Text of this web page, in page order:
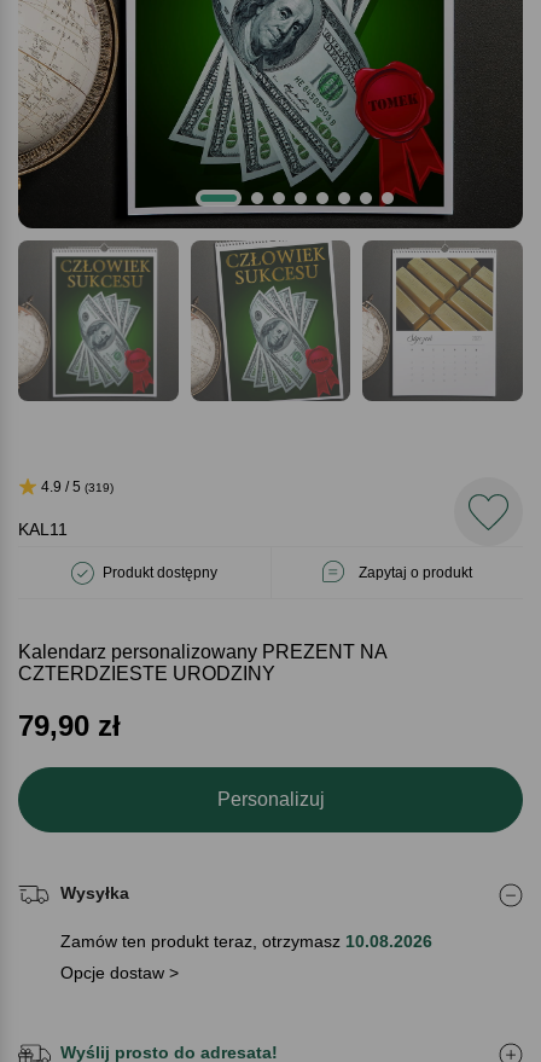
KAL11
Produkt dostępny Zapytaj o produkt
4.9 / 5 (319)
Kalendarz personalizowany PREZENT NA
CZTERDZIESTE URODZINY
79,90 zł
Personalizuj
Wysyłka
Zamów ten produkt teraz, otrzymasz 10.08.2026
Opcje dostaw >
Wyślij prosto do adresata!